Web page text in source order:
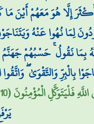
إِلَّا هُوَ مَعَهُمْ أَيْنَ مَا
لِمَا نُهُوا عَنْهُ
بِمَا نَقُولُ ۚ حَسْبُهُمْ
بِالْبِرِّ وَالتَّقْوَىٰ
فَلْيَتَوَكَّلِ الْمُؤْمِنُونَ (10)